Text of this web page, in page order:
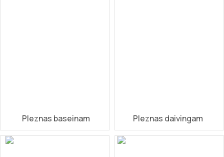
Pleznas baseinam Pleznas daivingam